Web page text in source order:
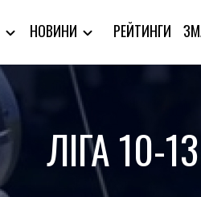
НОВИНИ РЕЙТИНГИ
ЛІГА 10-